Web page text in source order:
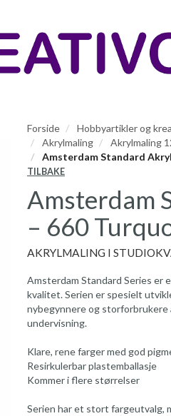
Forside Hobbyartikler og
Akrylmaling
Akrylmaling
Amsterdam Standard
TILBAKE
Amsterdam
– 660
AKRYLMALING I
Amsterdam Standard Series er
kvalitet. Serien er spesielt
nybegynnere og storforbrukere
undervisning.
Klare, rene farger med god
Resirkulerbar plastemballasje
Kommer i flere størrelser
Serien har et stort fargeutvalg,